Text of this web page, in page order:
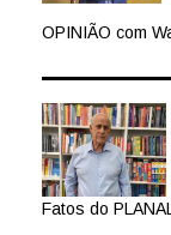
OPINIÃO com
Fatos do